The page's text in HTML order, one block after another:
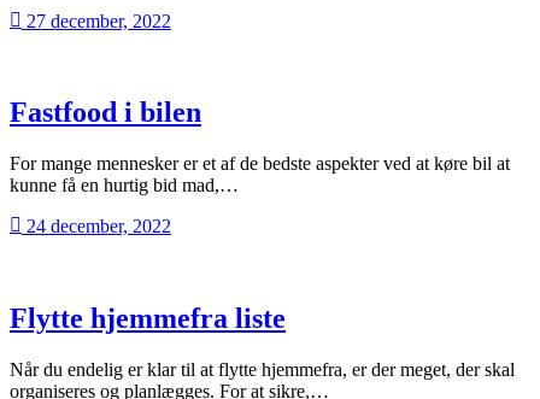
27 december, 2022
Fastfood i bilen
For mange mennesker er et af de bedste aspekter ved at køre bil at
kunne få en hurtig bid mad,…
24 december, 2022
Flytte hjemmefra liste
Når du endelig er klar til at flytte hjemmefra, er der meget, der skal
organiseres og planlægges. For at sikre,…